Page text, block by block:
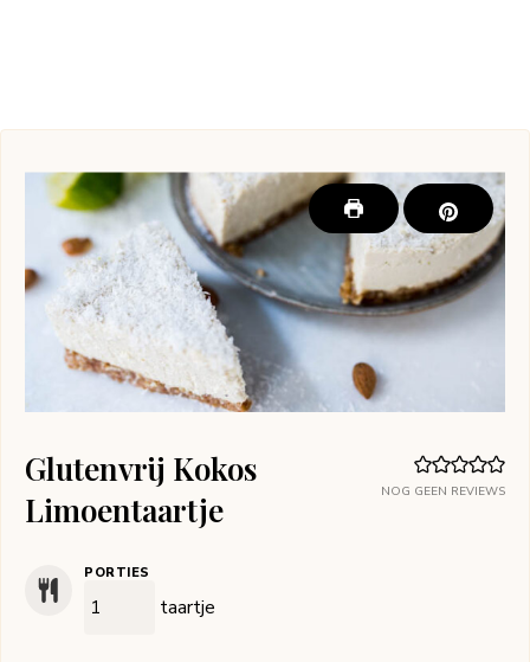
NOG GEEN REVIEWS
Glutenvrij Kokos
Limoentaartje
PORTIES
taartje